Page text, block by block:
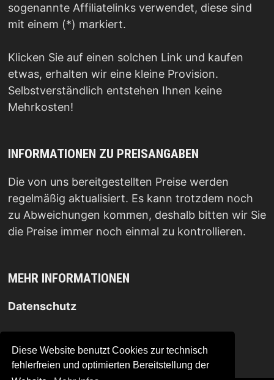
Diese Website benutzt Cookies zur technisch
fehlerfreien und optimierten Bereitstellung der
sogenannte Affiliatelinks verwendet, diese sind
mit einem (*) markiert.
Klicken Sie auf einen solchen Link und kaufen
etwas, erhalten wir eine kleine Provision.
Selbstverständlich entstehen Ihnen keine
Mehrkosten!
INFORMATIONEN ZU PREISANGABEN
Die von uns bereitgestellten Preise werden
regelmäßig aktualisiert. Es kann trotzdem noch
zu Abweichungen kommen, deshalb bitten wir Sie
die Preise immer noch einmal zu kontrollieren.
MEHR INFORMATIONEN
Datenschutz